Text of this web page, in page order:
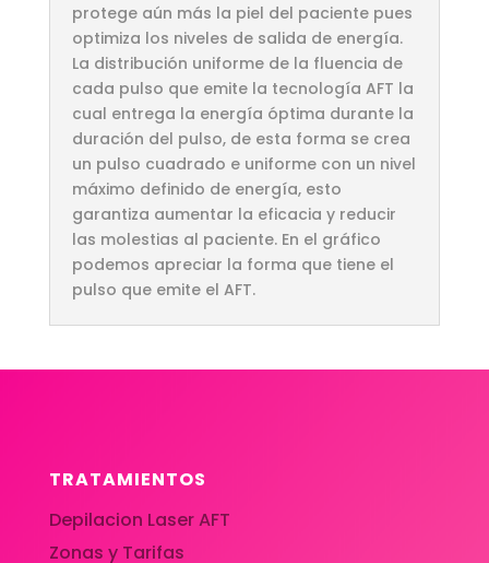
protege aún más la piel del paciente pues
optimiza los niveles de salida de energía.
La distribución uniforme de la fluencia de
cada pulso que emite la tecnología AFT la
cual entrega la energía óptima durante la
duración del pulso, de esta forma se crea
un pulso cuadrado e uniforme con un nivel
máximo definido de energía, esto
garantiza aumentar la eficacia y reducir
las molestias al paciente. En el gráfico
podemos apreciar la forma que tiene el
pulso que emite el AFT.
TRATAMIENTOS
Depilacion Laser AFT
Zonas y Tarifas